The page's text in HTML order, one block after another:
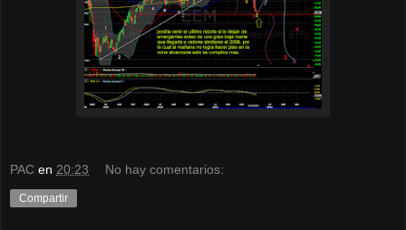
PAC en 20:23 No hay comentarios:
Compartir